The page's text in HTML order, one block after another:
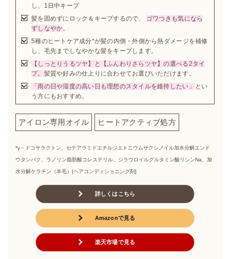
し、1日中キープ
髪を固めずにロック＆キープするので、 ゴワつきも気になら
ずしなやか。
5種のヒートケア成分*が髪の内側・外側から熱ダメージを補修
し、毛先までしなやかな髪をキープします。
【しっとりうるツヤ】と【ふんわりさらツヤ】の選べる2タイ
プ。 髪質や好みの仕上りに合わせてお選びいただけます。
「雨の日や湿度の高い日も理想のスタイルを維持したい」
とい
う方にもおすすめ。
アイロン専用オイル ヒートアクティブ処方
*γ－ドコサラクトン、セテアラミドエチルジエトニウムサクシノイル加水分解エンド
ウタンパク、ラノリン脂肪酸コレステリル、ジラウロイルグルタミン酸リシンNa、加
水分解ケラチン（羊毛）[ヘアコンディショニング剤]
詳しくはこちら
Amazonで見る
楽天市場で見る